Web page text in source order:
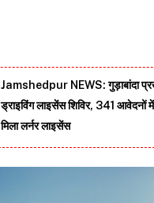
Jamshedpur NEWS: गुड़ाबांदा
ड्राइविंग लाइसेंस शिविर, 341 आवेदनों
मिला लर्नर लाइसेंस